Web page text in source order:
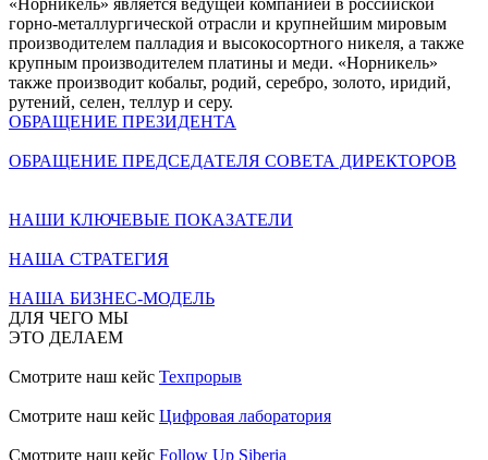
«Норникель» является ведущей компанией в российской
горно-металлургической отрасли и крупнейшим мировым
производителем палладия и высокосортного никеля, а также
крупным производителем платины и меди. «Норникель»
также производит кобальт, родий, серебро, золото, иридий,
рутений, селен, теллур и серу.
ОБРАЩЕНИЕ ПРЕЗИДЕНТА
ОБРАЩЕНИЕ ПРЕДСЕДАТЕЛЯ СОВЕТА ДИРЕКТОРОВ
НАШИ КЛЮЧЕВЫЕ ПОКАЗАТЕЛИ
НАША СТРАТЕГИЯ
НАША БИЗНЕС-МОДЕЛЬ
ДЛЯ ЧЕГО МЫ
ЭТО ДЕЛАЕМ
Смотрите наш кейс Техпрорыв
Смотрите наш кейс Цифровая лаборатория
Смотрите наш кейс Follow Up Siberia